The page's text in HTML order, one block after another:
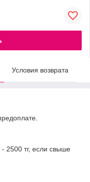
Условия возврата
2500 тг, если свыше